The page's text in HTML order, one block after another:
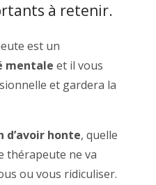
à retenir.
est un
mentale et il vous
et gardera la
d’avoir honte, quelle
thérapeute ne va
ou vous ridiculiser.